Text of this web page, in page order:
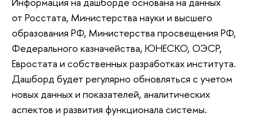
от Росстата, Министерства науки и высшего
образования РФ, Министерства просвещения РФ,
Федерального казначейства, ЮНЕСКО, ОЭСР,
Евростата и собственных разработках института.
Дашборд будет регулярно обновляться с учетом
новых данных и показателей, аналитических
аспектов и развития функционала системы.